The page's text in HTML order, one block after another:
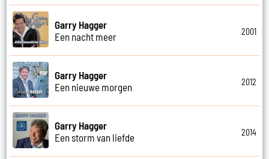
Garry Hagger
Een nacht meer
2001
Garry Hagger
Een nieuwe morgen
2012
Garry Hagger
Een storm van liefde
2014